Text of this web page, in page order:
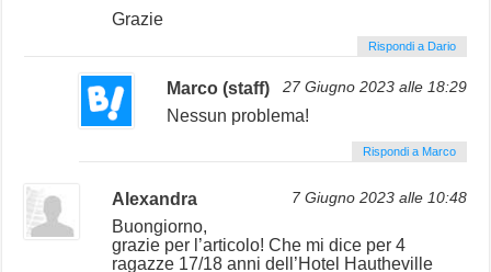
Grazie
Rispondi a Dario
Marco (staff) 27 Giugno 2023 alle 18:29
Nessun problema!
Rispondi a Marco
Alexandra 7 Giugno 2023 alle 10:48
Buongiorno,
grazie per l’articolo! Che mi dice per 4
ragazze 17/18 anni dell’Hotel Hautheville